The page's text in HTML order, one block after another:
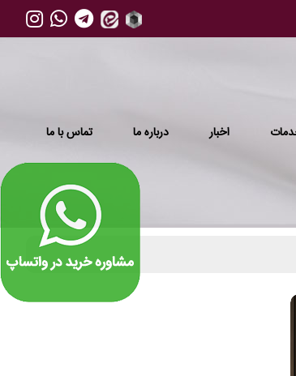
اخبار درباره ما تماس با ما